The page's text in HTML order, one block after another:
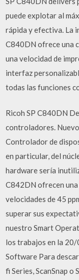
puede explotar al
rápida y efectiva. La
C840DN ofrece una
una velocidad de
interfaz
todas las funciones
Ricoh SP C840DN
controladores.
Controlador de
en particular, del
hardware sería
C842DN ofrecen una
velocidades de 45
superar sus
nuestro Smart
los trabajos en la
Software Para
fi Series, ScanSnap o